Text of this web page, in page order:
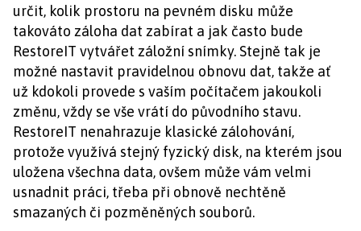
určit, kolik prostoru na pevném disku může
takováto záloha dat zabírat a jak často bude
RestoreIT vytvářet záložní snímky. Stejně tak je
možné nastavit pravidelnou obnovu dat, takže ať
už kdokoli provede s vaším počítačem jakoukoli
změnu, vždy se vše vrátí do původního stavu.
RestoreIT nenahrazuje klasické zálohování,
protože využívá stejný fyzický disk, na kterém jsou
uložena všechna data, ovšem může vám velmi
usnadnit práci, třeba při obnově nechtěně
smazaných či pozměněných souborů.